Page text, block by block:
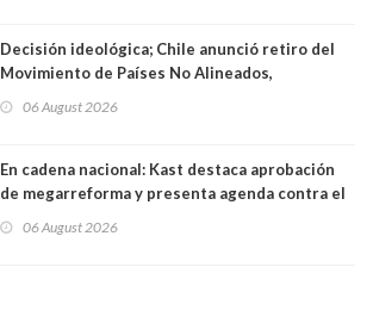
Decisión ideológica; Chile anunció retiro del
Movimiento de Países No Alineados,
1971. Excanciller Insulza lamentó decisión
06 August 2026
En cadena nacional: Kast destaca aprobación
de megarreforma y presenta agenda contra el
06 August 2026